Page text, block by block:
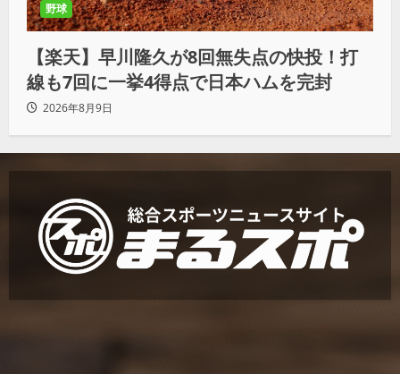
野球
【楽天】早川隆久が8回無失点の快投！打
線も7回に一挙4得点で日本ハムを完封
2026年8月9日